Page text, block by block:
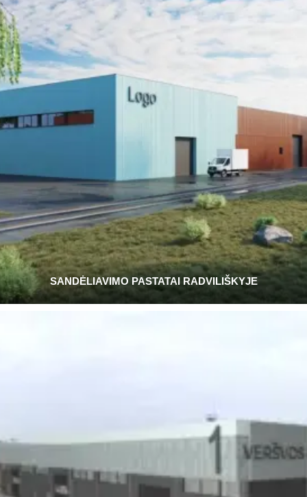
SANDĖLIAVIMO PASTATAI RADVILIŠKYJE